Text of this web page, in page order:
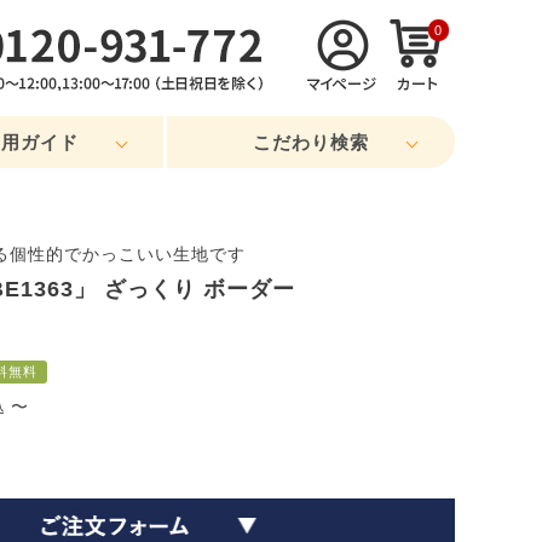
0
ガイド こだわり検索
個性的でかっこいい生地です
」 ざっくり ボーダー
無料
〜